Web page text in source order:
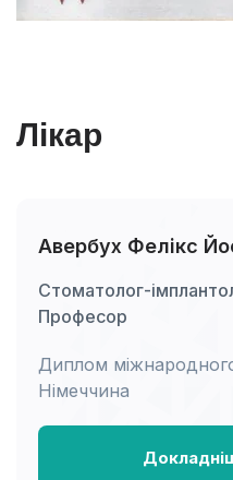
Лікар
Авербух Фелікс
Стоматолог-
Професор
Диплом
Німеччина